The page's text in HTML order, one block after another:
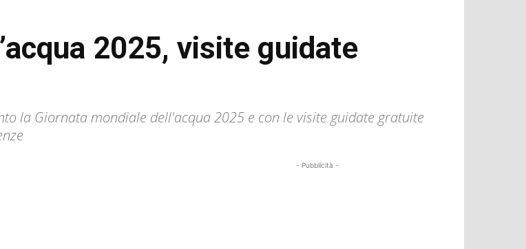
2025, visite guidate
la Giornata mondiale dell'acqua 2025 e con le visite guidate gratuite
- Pubblicità -